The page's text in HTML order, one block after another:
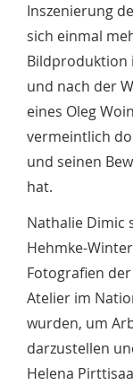
Inszenierung
sich einmal
Bildproduktion
und nach der
eines Oleg
vermeintlich
und seinen
hat.
Nathalie Dimic
Hehmke-
Fotografien
Atelier im
wurden, um
darzustellen
Helena